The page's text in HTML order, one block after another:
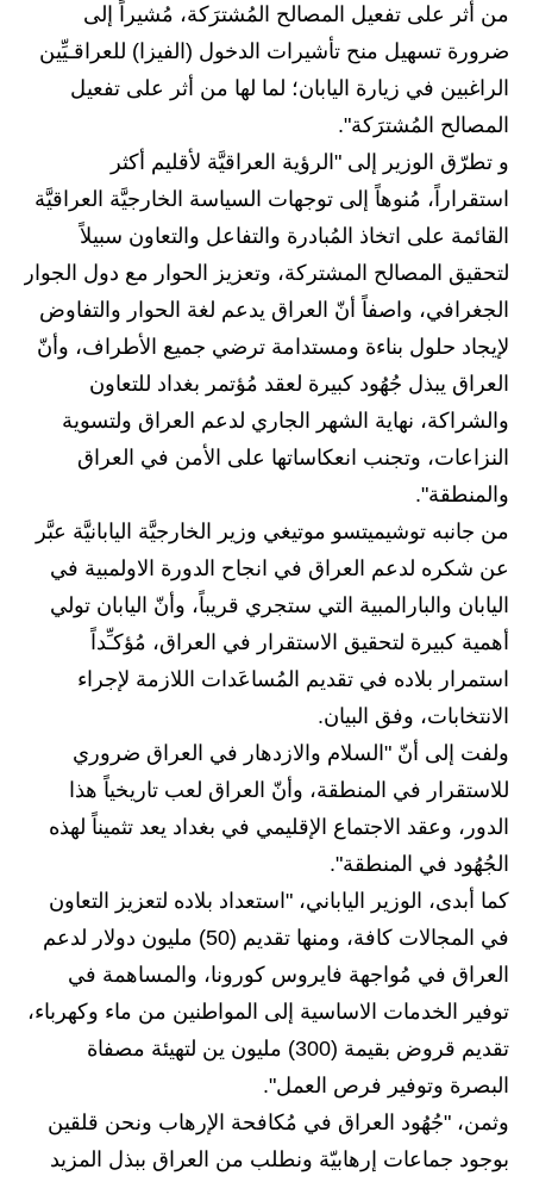
المرحلة الابتدائية
المرحلة المتوسطة
ملازم دراسية
المرحلة الابتدائية
المرحلة المتوسطة
المرحلة الاعدادية
دروس
المرحلة الابتدائية
المرحلة المتوسطة
المرحلة الاعدادية
مواضيع انشاء
المرحلة الابتدائية
المرحلة الاعدادية
الجامعات
اخبار وقرارات وزارة التعليم
العالي
استمارة القبول المركزي
نتائج القبول المركزي
من أثر على تفعيل المصالح المُشترَكة، مُشيراً إلى
ضرورة تسهيل منح تأشيرات الدخول (الفيزا) للعراقـيِّين
الراغبين في زيارة اليابان؛ لما لها من أثر على تفعيل
المصالح المُشترَكة".
و تطرّق الوزير إلى "الرؤية العراقيَّة لأقليم أكثر
استقراراً، مُنوهاً إلى توجهات السياسة الخارجيَّة العراقيَّة
القائمة على اتخاذ المُبادرة والتفاعل والتعاون سبيلاً
لتحقيق المصالح المشتركة، وتعزيز الحوار مع دول الجوار
الجغرافي، واصفاً أنّ العراق يدعم لغة الحوار والتفاوض
لإيجاد حلول بناءة ومستدامة ترضي جميع الأطراف، وأنّ
العراق يبذل جُهُود كبيرة لعقد مُؤتمر بغداد للتعاون
والشراكة، نهاية الشهر الجاري لدعم العراق ولتسوية
النزاعات، وتجنب انعكاساتها على الأمن في العراق
والمنطقة".
من جانبه توشيميتسو موتيغي وزير الخارجيَّة اليابانيَّة عبَّر
عن شكره لدعم العراق في انجاح الدورة الاولمبية في
اليابان والبارالمبية التي ستجري قريباً، وأنّ اليابان تولي
أهمية كبيرة لتحقيق الاستقرار في العراق، مُؤكـِّداً
استمرار بلاده في تقديم المُساعَدات اللازمة لإجراء
الانتخابات، وفق البيان.
ولفت إلى أنّ "السلام والازدهار في العراق ضروري
للاستقرار في المنطقة، وأنّ العراق لعب تاريخياً هذا
الدور، وعقد الاجتماع الإقليمي في بغداد يعد تثميناً لهذه
الجُهُود في المنطقة".
كما أبدى، الوزير الياباني، "استعداد بلاده لتعزيز التعاون
في المجالات كافة، ومنها تقديم (50) مليون دولار لدعم
العراق في مُواجهة فايروس كورونا، والمساهمة في
توفير الخدمات الاساسية إلى المواطنين من ماء وكهرباء،
تقديم قروض بقيمة (300) مليون ين لتهيئة مصفاة
البصرة وتوفير فرص العمل".
وثمن، "جُهُود العراق في مُكافحة الإرهاب ونحن قلقين
بوجود جماعات إرهابيّة ونطلب من العراق ببذل المزيد